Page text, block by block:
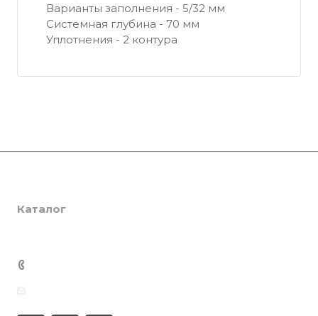
Варианты заполнения - 5/32 мм
Системная глубина - 70 мм
Уплотнения - 2 контура
О компании
Отзывы
Каталог
Консалтинг